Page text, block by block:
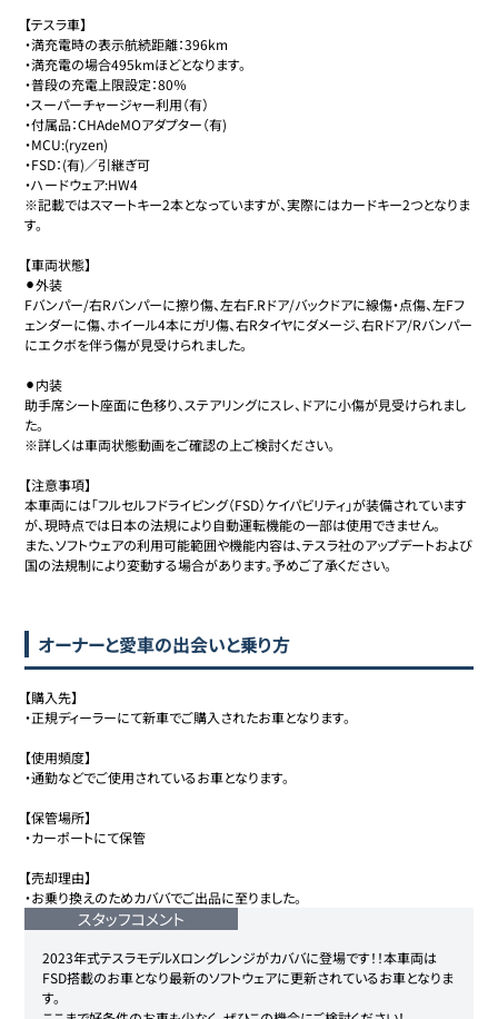
【テスラ車】
・満充電時の表示航続距離：396km
・満充電の場合495kmほどとなります。
・普段の充電上限設定：80％
・スーパーチャージャー利用（有）
・付属品：CHAdeMOアダプター（有)
・MCU:(ryzen)
・FSD：(有)／引継ぎ可
・ハードウェア:HW4
※記載ではスマートキー2本となっていますが、実際にはカードキー2つとなりま
す。
【車両状態】
⚫︎外装
Fバンパー/右Rバンパーに擦り傷、左右F.Rドア/バックドアに線傷・点傷、左Fフ
ェンダーに傷、ホイール4本にガリ傷、右Rタイヤにダメージ、右Rドア/Rバンパー
にエクボを伴う傷が見受けられました。
⚫︎内装
助手席シート座面に色移り、ステアリングにスレ、ドアに小傷が見受けられまし
た。
※詳しくは車両状態動画をご確認の上ご検討ください。
【注意事項】
本車両には「フルセルフドライビング（FSD）ケイパビリティ」が装備されています
が、現時点では日本の法規により自動運転機能の一部は使用できません。
また、ソフトウェアの利用可能範囲や機能内容は、テスラ社のアップデートおよび
国の法規制により変動する場合があります。予めご了承ください。
オーナーと愛車の出会いと乗り方
【購入先】
・正規ディーラーにて新車でご購入されたお車となります。
【使用頻度】
・通勤などでご使用されているお車となります。
【保管場所】
・カーポートにて保管
【売却理由】
・お乗り換えのためカババでご出品に至りました。
スタッフコメント
2023年式テスラモデルXロングレンジがカババに登場です！！本車両は
FSD搭載のお車となり最新のソフトウェアに更新されているお車となりま
す。